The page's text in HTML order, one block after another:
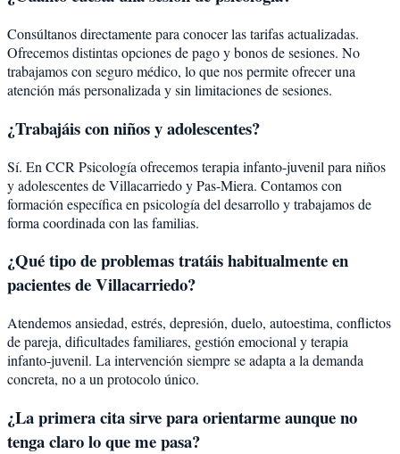
Consúltanos directamente para conocer las tarifas actualizadas.
Ofrecemos distintas opciones de pago y bonos de sesiones. No
trabajamos con seguro médico, lo que nos permite ofrecer una
atención más personalizada y sin limitaciones de sesiones.
¿Trabajáis con niños y adolescentes?
Sí. En CCR Psicología ofrecemos terapia infanto-juvenil para niños
y adolescentes de Villacarriedo y Pas-Miera. Contamos con
formación específica en psicología del desarrollo y trabajamos de
forma coordinada con las familias.
¿Qué tipo de problemas tratáis habitualmente en
pacientes de Villacarriedo?
Atendemos ansiedad, estrés, depresión, duelo, autoestima, conflictos
de pareja, dificultades familiares, gestión emocional y terapia
infanto-juvenil. La intervención siempre se adapta a la demanda
concreta, no a un protocolo único.
¿La primera cita sirve para orientarme aunque no
tenga claro lo que me pasa?